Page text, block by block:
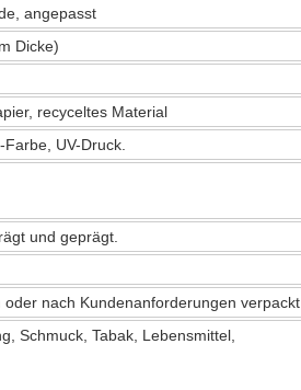
angepasst
Dicke)
recyceltes Material
UV-Druck.
und geprägt.
nach Kundenanforderungen verpackt
Schmuck, Tabak, Lebensmittel,